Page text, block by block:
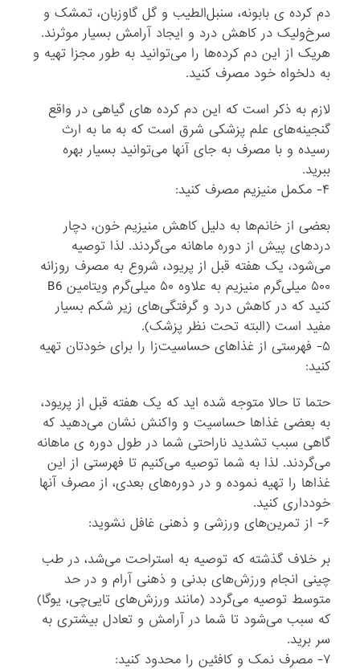
دم کرده ی بابونه، سنبل‌الطیب و گل گاوزبان، تمشک و
سرخ‌ولیک در کاهش درد و ایجاد آرامش بسیار موثرند.
هریک از این دم کرده‌ها را می‌توانید به طور مجزا تهیه و
به دلخواه خود مصرف کنید.
لازم به ذکر است که این دم کرده های گیاهی در واقع
گنجینه‌های علم پزشکی شرق است که به ما به ارث
رسیده و با مصرف به جای آنها می‌توانید بسیار بهره
ببرید.
۴- مکمل منیزیم مصرف کنید:
بعضی از خانم‌ها به دلیل کاهش منیزیم خون، دچار
دردهای پیش از دوره ماهانه می‌گردند. لذا توصیه
می‌شود، یک هفته قبل از پریود، شروع به مصرف روزانه
۵۰۰ میلی‌گرم منیزیم به علاوه ۵۰ میلی‌گرم ویتامین B6
کنید که در کاهش درد و گرفتگی‌های زیر شکم بسیار
مفید است (البته تحت نظر پزشک).
۵- فهرستی از غذاهای حساسیت‌زا را برای خودتان تهیه
کنید:
حتما تا حالا متوجه شده اید که یک هفته قبل از پریود،
به بعضی غذاها حساسیت و واکنش نشان می‌دهید که
گاهی سبب تشدید ناراحتی شما در طول دوره ی ماهانه
می‌گردند. لذا به شما توصیه می‌کنیم تا فهرستی از این
غذاها را تهیه نموده و در دوره‌های بعدی، از مصرف آنها
خودداری کنید.
۶- از تمرین‌های ورزشی و ذهنی غافل نشوید:
بر خلاف گذشته که توصیه به استراحت می‌شد، در طب
چینی انجام ورزش‌های بدنی و ذهنی آرام و در حد
متوسط توصیه می‌گردد (مانند ورزش‌های تایی‌چی، یوگا)
که سبب می‌شود تا شما در آرامش و تعادل بیشتری به
سر برید.
۷- مصرف نمک و کافئین را محدود کنید: